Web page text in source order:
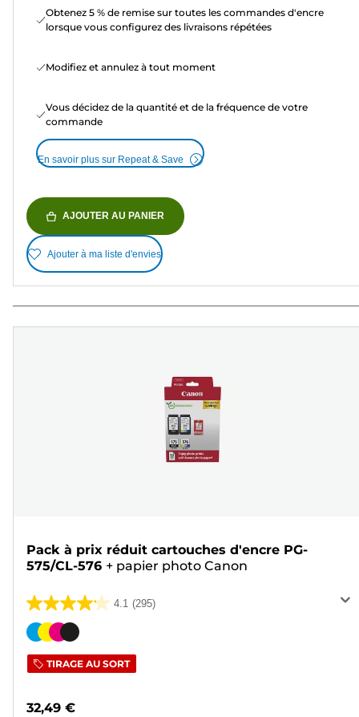
Obtenez 5 % de remise sur toutes les commandes d'encre
lorsque vous configurez des livraisons répétées
Modifiez et annulez à tout moment
Vous décidez de la quantité et de la fréquence de votre
commande
En savoir plus sur Repeat & Save
AJOUTER AU PANIER
Ajouter à ma liste d'envies
Pack à prix réduit cartouches d'encre PG-
575/CL-576 + papier photo Canon
4.1 (295)
4.1
sur
5
étoiles.
avis
Cartouche
couleur
TIRAGE AU SORT
32,49 €